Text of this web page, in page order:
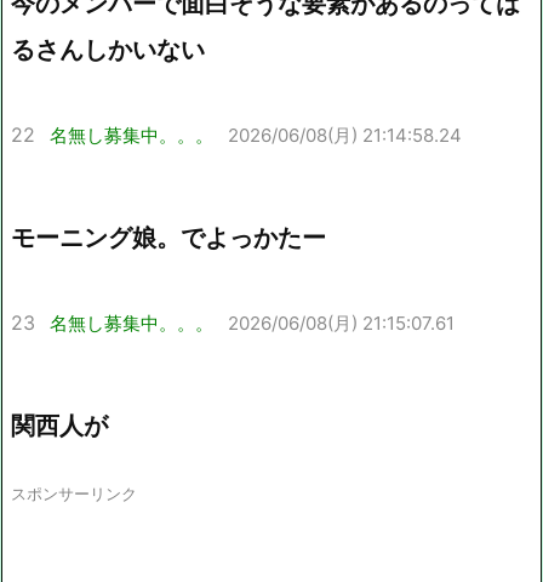
るさんしかいない
22 名無し募集中。。。 2026/06/08(月) 21:14:58.24
モーニング娘。でよっかたー
23 名無し募集中。。。 2026/06/08(月) 21:15:07.61
関西人が
スポンサーリンク